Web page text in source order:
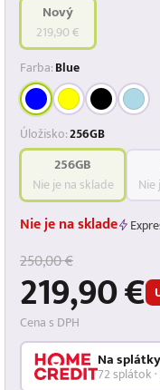
Nový
219,90 €
Farba:Blue
Úložisko:256GB
256GB
Nie je na sklade Nie
Nie je na sklade
250,00 €
219,90 €
Cena s DPH
Na
72 splátok